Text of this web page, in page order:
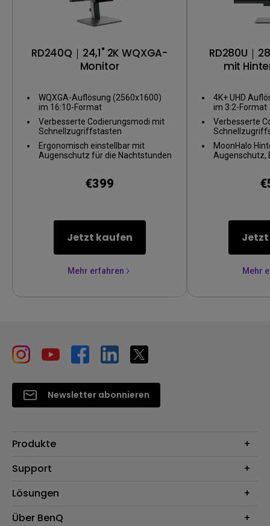
RD240Q｜24,1" 2K WQXGA-
Monitor
WQXGA-Auflösung (2560x1600)
im 16:10-Format
Verbesserte Codierungsmodi mit
Schnellzugriffstasten
Ergonomisch einstellbar mit
Augenschutz für die Nachtstunden
€399
Jetzt kaufen
Mehr erfahren
RD280U｜
mit
4K+ UHD
im 3:2-Format
Verbesserte
MoonHalo
Augenschutz,
Mehr
Newsletter abonnieren
Produkte
Beamer
Lampen
Webcams
Support
Kontakt
Reparaturservice
Lösungen
Für Unternehmen
Über BenQ